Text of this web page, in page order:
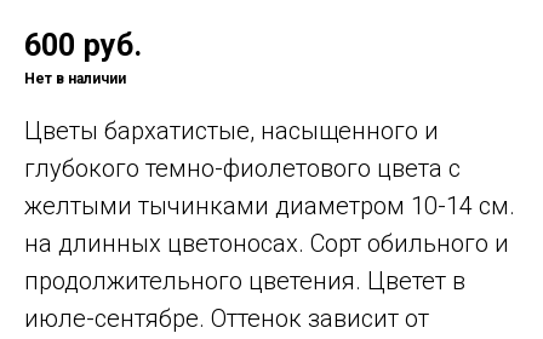
600 руб.
Нет в наличии
Цветы бархатистые, насыщенного и
глубокого темно-фиолетового цвета с
желтыми тычинками диаметром 10-14 см.
на длинных цветоносах. Сорт обильного и
продолжительного цветения. Цветет в
июле-сентябре. Оттенок зависит от